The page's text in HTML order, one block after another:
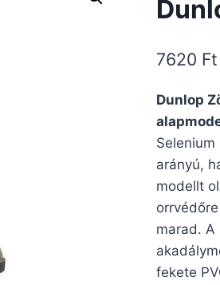
7620 Ft
Dunlop
arányú,
modellt
marad. A
fekete